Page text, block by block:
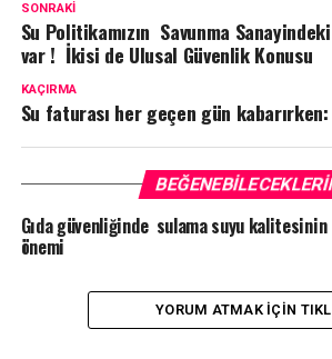
SONRAKI
Su Politikamızın Savunma
var ! İkisi de Ulusal Güvenlik Konusu
KAÇIRMA
Su faturası her geçen gün
Gıda güvenliğinde sulama suyu kalitesinin
önemi
YORUM ATMAK IÇIN